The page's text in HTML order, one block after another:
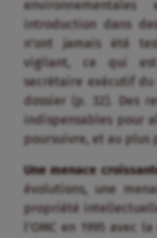
introduction dans
n’ont jamais été
vigilant, ce qui
secrétaire exécutif
dossier (p. 32). Des
indispensables pour
poursuivre, et au plus
Une menace
évolutions, une
propriété
l’OMC en 1995 avec